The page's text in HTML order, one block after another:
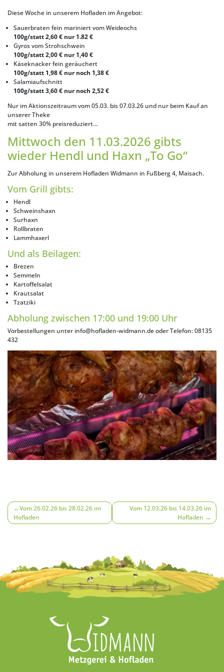
Diese Woche in unserem Hofladen im Angebot:
Sauerbraten fein mariniert vom Weideochs
100g/statt 2,60 € nur 1.82 €
Gyros vom Strohschwein
100g/statt 2,00 € nur 1,40 €
Käseknacker fein geräuchert
100g/statt 1,98 € nur noch 1,38 €
Salamiaufschnitt
100g/statt 3,60 € nur noch 2,52 €
Nur im Aktionszeitraum vom 05.03. bis 07.03.26 und nur beim Kauf an
unserer Theke
mit satten 30% preisreduziert…
Mittwoch den 11.03.2026 gibts
wieder Hendl und Haxn „To Go“
Zur Abholung in unserem Hofladen Widmann in Fußberg 4, Maisach.
Vom Grill gibts:
Hendl
Schweinshaxn
Surhaxn
Rollbraten
Lammhaxerl
Und als Beilagen:
Brezen
Semmeln
Kartoffelsalat
Krautsalat
Tzatziki
Abholung zwischen 17:00 und 19:00 Uhr
Vorbestellungen unter info@hofladen-widmann.deoder Telefon:08135
432
Beitragsnavigation
Vom 26.02.26 bis 28.02.26 im
Hofladen
Vom 12.03.26 bis 14.03.26 im
Hofladen